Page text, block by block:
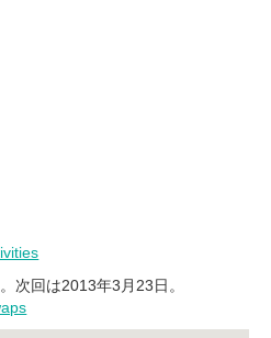
次回は2013年3月23日。